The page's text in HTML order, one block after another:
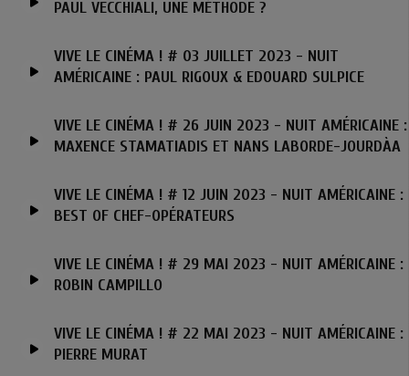
PAUL VECCHIALI, UNE MÉTHODE ?
VIVE LE CINÉMA ! # 03 JUILLET 2023 - NUIT
AMÉRICAINE : PAUL RIGOUX & EDOUARD SULPICE
VIVE LE CINÉMA ! # 26 JUIN 2023 - NUIT AMÉRICAINE :
MAXENCE STAMATIADIS ET NANS LABORDE-JOURDÀA
VIVE LE CINÉMA ! # 12 JUIN 2023 - NUIT AMÉRICAINE :
BEST OF CHEF-OPÉRATEURS
VIVE LE CINÉMA ! # 29 MAI 2023 - NUIT AMÉRICAINE :
ROBIN CAMPILLO
VIVE LE CINÉMA ! # 22 MAI 2023 - NUIT AMÉRICAINE :
PIERRE MURAT